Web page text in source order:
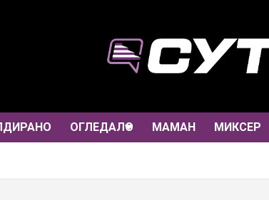
ОГЛЕДАЛО МАМАН МИКСЕР